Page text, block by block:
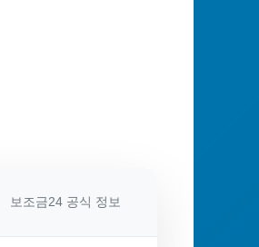
보조금24 공식 정보